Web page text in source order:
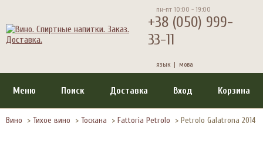
пн-пт 10:00 - 19:00
+38 (050) 999-
33-11
язык | мова
Меню Поиск Доставка Вход Корзина
Вино > Тихое вино > Тоскана > Fattoria Petrolo > Petrolo Galatrona 2014